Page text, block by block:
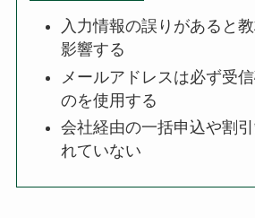
入力情報の誤りがあると
影響する
メールアドレスは必ず受
のを使用する
会社経由の一括申込や割
れていない